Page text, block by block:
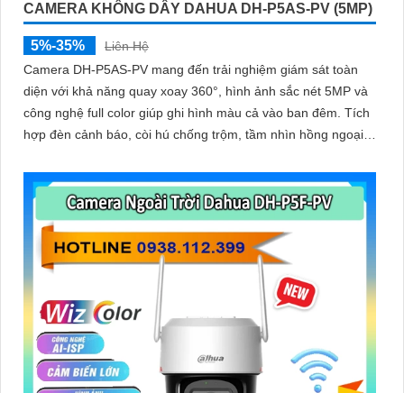
CAMERA KHÔNG DÂY DAHUA DH-P5AS-PV (5MP)
5%-35%
Liên Hệ
Camera DH-P5AS-PV mang đến trải nghiệm giám sát toàn
diện với khả năng quay xoay 360°, hình ảnh sắc nét 5MP và
công nghệ full color giúp ghi hình màu cả vào ban đêm. Tích
hợp đèn cảnh báo, còi hú chống trộm, tầm nhìn hồng ngoại